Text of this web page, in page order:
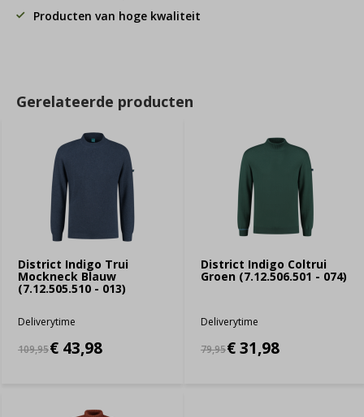
Producten van hoge kwaliteit
Gerelateerde producten
District Indigo Trui
Mockneck Blauw
(7.12.505.510 - 013)
Deliverytime
109,95€ 43,98
District Indigo Coltrui
Groen (7.12.506.501 - 074)
Deliverytime
79,95€ 31,98